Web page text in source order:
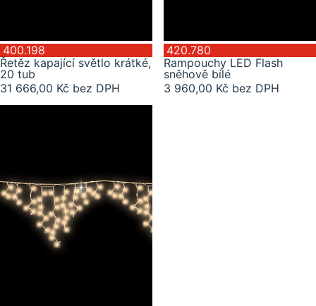
400.198
Řetěz kapající světlo krátké,
20 tub
31 666,00 Kč bez DPH
420.780
Rampouchy LED Flash
sněhově bílé
3 960,00 Kč bez DPH